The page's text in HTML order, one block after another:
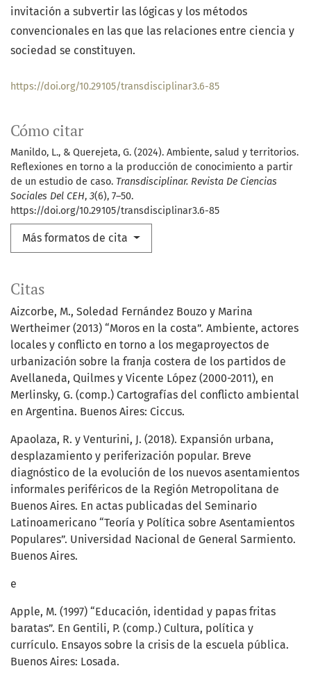
Cómo citar
Manildo, L., & Querejeta, G. (2024). Ambiente, salud y territorios.
Reflexiones en torno a la producción de conocimiento a partir
de un estudio de caso. Transdisciplinar. Revista De Ciencias
Sociales Del CEH, 3(6), 7–50.
https://doi.org/10.29105/transdisciplinar3.6-85
Más formatos de cita
invitación a subvertir las lógicas y los métodos
convencionales en las que las relaciones entre ciencia y
sociedad se constituyen.
https://doi.org/10.29105/transdisciplinar3.6-85
Citas
Aizcorbe, M., Soledad Fernández Bouzo y Marina
Wertheimer (2013) “Moros en la costa”. Ambiente, actores
locales y conflicto en torno a los megaproyectos de
urbanización sobre la franja costera de los partidos de
Avellaneda, Quilmes y Vicente López (2000-2011), en
Merlinsky, G. (comp.) Cartografías del conflicto ambiental
en Argentina. Buenos Aires: Ciccus.
Apaolaza, R. y Venturini, J. (2018). Expansión urbana,
desplazamiento y periferización popular. Breve
diagnóstico de la evolución de los nuevos asentamientos
informales periféricos de la Región Metropolitana de
Buenos Aires. En actas publicadas del Seminario
Latinoamericano “Teoría y Política sobre Asentamientos
Populares”. Universidad Nacional de General Sarmiento.
Buenos Aires.
e
Apple, M. (1997) “Educación, identidad y papas fritas
baratas”. En Gentili, P. (comp.) Cultura, política y
currículo. Ensayos sobre la crisis de la escuela pública.
Buenos Aires: Losada.